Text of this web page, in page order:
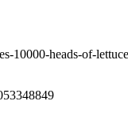
10000-heads-of-